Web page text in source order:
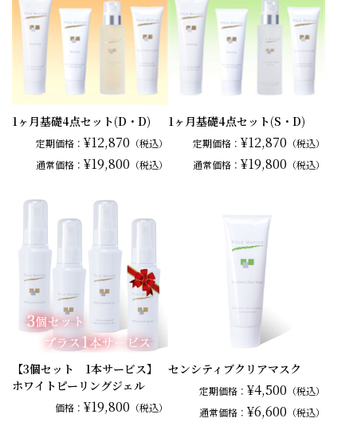
1ヶ月基礎4点セット(D・D)
定期価格：¥12,870 （税込）
通常価格：¥19,800 （税込）
1ヶ月基礎4点セット(S・D)
定期価格： ¥12,870 （税込）
通常価格： ¥19,800 （税込）
【3個セット 1本サービス】
ホワイトピーリングジェル
価格：¥19,800 （税込）
センシティブクリアマスク
定期価格： ¥4,500 （税込）
通常価格： ¥6,600 （税込）